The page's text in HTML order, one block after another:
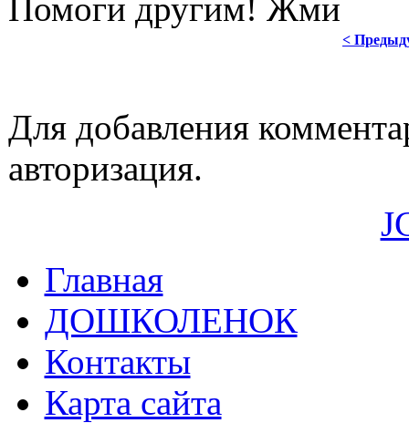
Помоги другим! Жми
<
Для добавления
авторизация.
Главная
ДОШКОЛЕНОК
Контакты
Карта сайта